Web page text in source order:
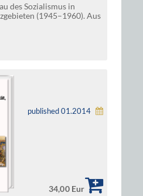
des Sozialismus in
(1945–1960). Aus
published 01.2014
34,00 Eur